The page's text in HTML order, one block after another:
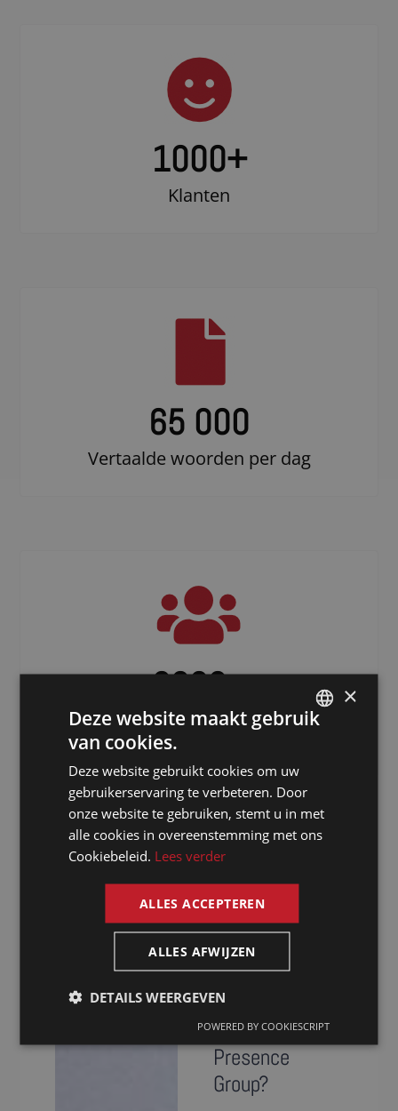
1000+
Klanten
65 000
Vertaalde woorden per dag
3000+
Freelancers verspreid over de hele
wereld
Waarom kiezen
voor een tolk in
Recklinghausen
via The
Presence
Group?
FRENCH
×
Deze website maakt gebruik
van cookies.
Deze website gebruikt cookies om uw
gebruikerservaring te verbeteren. Door
onze website te gebruiken, stemt u in met
alle cookies in overeenstemming met ons
Cookiebeleid. Lees verder
ALLES ACCEPTEREN
ALLES AFWIJZEN
DETAILS WEERGEVEN
POWERED BY COOKIESCRIPT